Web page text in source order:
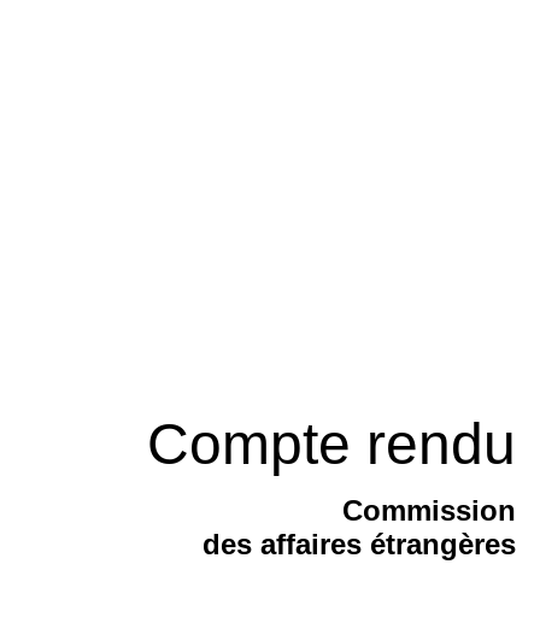
Compte rendu
Commission
des affaires étrangères